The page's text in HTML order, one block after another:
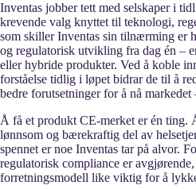
Inventas jobber tett med selskaper i
krevende valg knyttet til teknologi,
som skiller Inventas sin tilnærming er
og regulatorisk utvikling fra dag én –
eller hybride produkter. Ved å koble
forståelse tidlig i løpet bidrar de til å
bedre forutsetninger for å nå markedet
Å få et produkt CE-merket er én ting.
lønnsom og bærekraftig del av
spennet er noe Inventas tar på alvor.
regulatorisk compliance er
forretningsmodell like viktig for å